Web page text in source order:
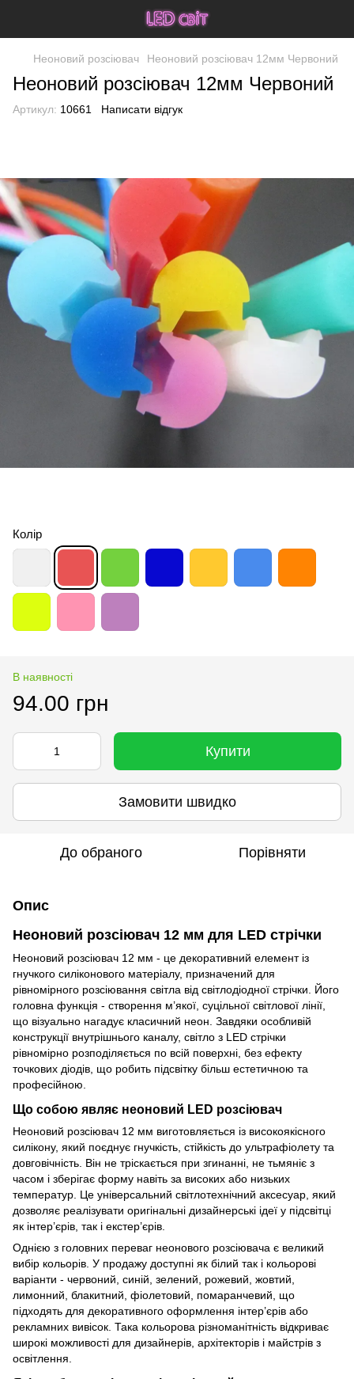
Неоновий розсіювач Неоновий розсіювач 12мм Червоний
Неоновий розсіювач 12мм Червоний
Артикул: 10661 Написати відгук
Колір
В наявності
94.00 грн
Купити
Замовити швидко
До обраного Порівняти
Опис
Неоновий розсіювач 12 мм для LED стрічки
Неоновий розсіювач 12 мм - це декоративний елемент із
гнучкого силіконового матеріалу, призначений для
рівномірного розсіювання світла від світлодіодної стрічки. Його
головна функція - створення м’якої, суцільної світлової лінії,
що візуально нагадує класичний неон. Завдяки особливій
конструкції внутрішнього каналу, світло з LED стрічки
рівномірно розподіляється по всій поверхні, без ефекту
точкових діодів, що робить підсвітку більш естетичною та
професійною.
Що собою являє неоновий LED розсіювач
Неоновий розсіювач 12 мм виготовляється із високоякісного
силікону, який поєднує гнучкість, стійкість до ультрафіолету та
довговічність. Він не тріскається при згинанні, не тьмяніє з
часом і зберігає форму навіть за високих або низьких
температур. Це універсальний світлотехнічний аксесуар, який
дозволяє реалізувати оригінальні дизайнерські ідеї у підсвітці
як інтер’єрів, так і екстер’єрів.
Однією з головних переваг неонового розсіювача є великий
вибір кольорів. У продажу доступні як білий так і кольорові
варіанти - червоний, синій, зелений, рожевий, жовтий,
лимонний, блакитний, фіолетовий, помаранчевий, що
підходять для декоративного оформлення інтер’єрів або
рекламних вивісок. Така кольорова різноманітність відкриває
широкі можливості для дизайнерів, архітекторів і майстрів з
освітлення.